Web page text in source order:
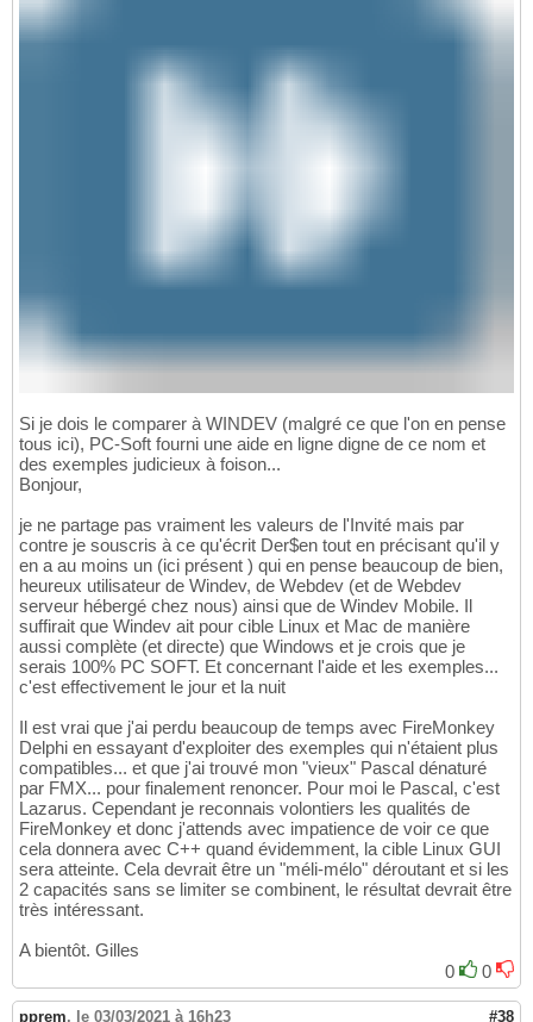
Si je dois le comparer à WINDEV (malgré ce que l'on en pense
tous ici), PC-Soft fourni une aide en ligne digne de ce nom et
des exemples judicieux à foison...
Bonjour,
je ne partage pas vraiment les valeurs de l'Invité mais par
contre je souscris à ce qu'écrit Der$en tout en précisant qu'il y
en a au moins un (ici présent ) qui en pense beaucoup de bien,
heureux utilisateur de Windev, de Webdev (et de Webdev
serveur hébergé chez nous) ainsi que de Windev Mobile. Il
suffirait que Windev ait pour cible Linux et Mac de manière
aussi complète (et directe) que Windows et je crois que je
serais 100% PC SOFT. Et concernant l'aide et les exemples...
c'est effectivement le jour et la nuit
Il est vrai que j'ai perdu beaucoup de temps avec FireMonkey
Delphi en essayant d'exploiter des exemples qui n'étaient plus
compatibles... et que j'ai trouvé mon "vieux" Pascal dénaturé
par FMX... pour finalement renoncer. Pour moi le Pascal, c'est
Lazarus. Cependant je reconnais volontiers les qualités de
FireMonkey et donc j'attends avec impatience de voir ce que
cela donnera avec C++ quand évidemment, la cible Linux GUI
sera atteinte. Cela devrait être un "méli-mélo" déroutant et si les
2 capacités sans se limiter se combinent, le résultat devrait être
très intéressant.
A bientôt. Gilles
0
0
pprem, le 03/03/2021 à 16h23 #38